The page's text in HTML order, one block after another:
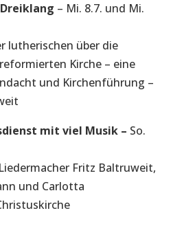
– Mi. 8.7. und Mi.
lutherischen über die
Kirche – eine
und Kirchenführung –
mit viel Musik – So.
Fritz Baltruweit,
und Carlotta